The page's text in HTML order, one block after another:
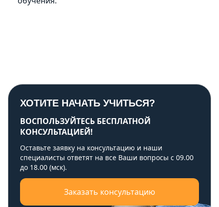
ХОТИТЕ НАЧАТЬ УЧИТЬСЯ?
ВОСПОЛЬЗУЙТЕСЬ БЕСПЛАТНОЙ
КОНСУЛЬТАЦИЕЙ!
Оставьте заявку на консультацию и наши
специалисты ответят на все Ваши вопросы с 09.00
до 18.00 (мск).
Заказать консультацию